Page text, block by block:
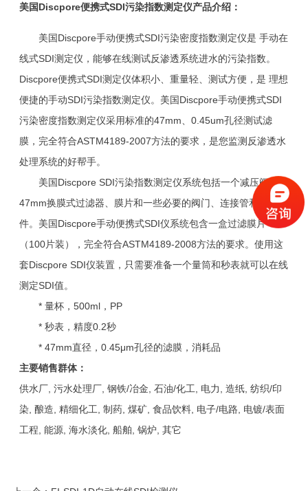
美国Discpore便携式SDI污染指数测定仪产品介绍：
美国Discpore手动便携式SDI污染密度指数测定仪是 手动在
线式SDI测定仪，能够在线测试反渗透系统进水的污染指数。
Discpore便携式SDI测定仪体积小、重量轻、测试方便，是 理想
便捷的手动SDI污染指数测定仪。美国Discpore手动便携式SDI
污染密度指数测定仪采用标准的47mm、0.45um孔径测试滤
膜，完全符合ASTM4189-2007方法的要求，是您监测反渗透水
处理系统的好帮手。
美国Discpore SDI污染指数测定仪系统包括一个减压阀、
47mm换膜式过滤器、膜片和一些必要的阀门、连接管和连接
件。美国Discpore手动便携式SDI仪系统包含一盒过滤膜片
（100片装），完全符合ASTM4189-2008方法的要求。使用这
套Discpore SDI仪装置，只需要准备一个量筒和秒表就可以在线
测定SDI值。
* 量杯，500ml，PP
* 秒表，精度0.2秒
* 47mm直径，0.45μm孔径的滤膜，消耗品
主要销售群体：
供水厂, 污水处理厂, 钢铁/冶金, 石油/化工, 电力, 造纸, 纺织/印
染, 酿造, 精细化工, 制药, 煤矿, 食品饮料, 电子/电路, 电镀/表面
工程, 能源, 海水淡化, 船舶, 锅炉, 其它